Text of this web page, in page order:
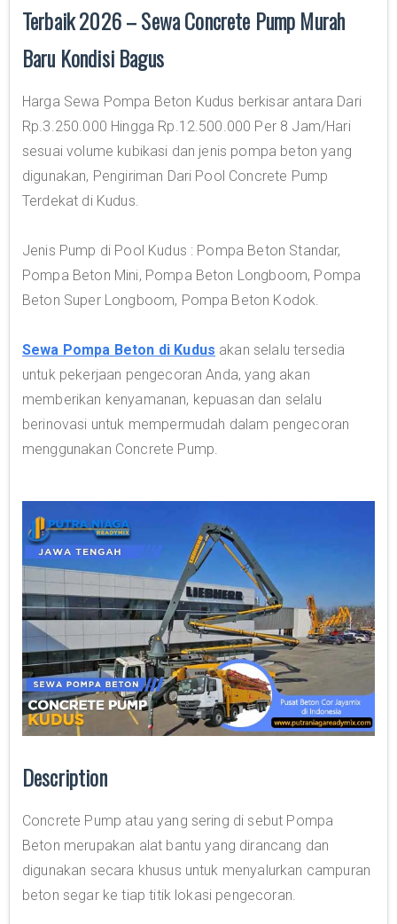
Terbaik 2026 – Sewa Concrete Pump Murah
Baru Kondisi Bagus
Harga Sewa Pompa Beton Kudus berkisar antara Dari
Rp.3.250.000 Hingga Rp.12.500.000 Per 8 Jam/Hari
sesuai volume kubikasi dan jenis pompa beton yang
digunakan, Pengiriman Dari Pool Concrete Pump
Terdekat di Kudus.
Jenis Pump di Pool Kudus : Pompa Beton Standar,
Pompa Beton Mini, Pompa Beton Longboom, Pompa
Beton Super Longboom, Pompa Beton Kodok.
Sewa Pompa Beton di Kudus akan selalu tersedia
untuk pekerjaan pengecoran Anda, yang akan
memberikan kenyamanan, kepuasan dan selalu
berinovasi untuk mempermudah dalam pengecoran
menggunakan Concrete Pump.
Description
Concrete Pump atau yang sering di sebut Pompa
Beton merupakan alat bantu yang dirancang dan
digunakan secara khusus untuk menyalurkan campuran
beton segar ke tiap titik lokasi pengecoran.